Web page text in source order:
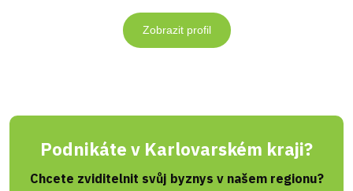
Zobrazit profil
Podnikáte v Karlovarském kraji?
Chcete zviditelnit svůj byznys v našem regionu?